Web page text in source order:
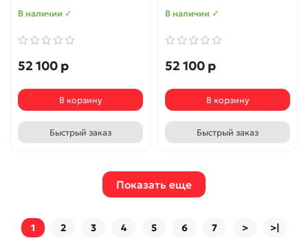
В наличии ✓
52 100 р
В корзину
Быстрый заказ
В наличии ✓
52 100 р
В корзину
Быстрый заказ
Показать еще
1 2 3 4 5 6 7 > >|